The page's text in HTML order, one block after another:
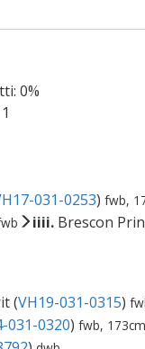
0%
031-0253) fwb,
iiii. Brescon
(VH19-031-0315)
031-0320) fwb,